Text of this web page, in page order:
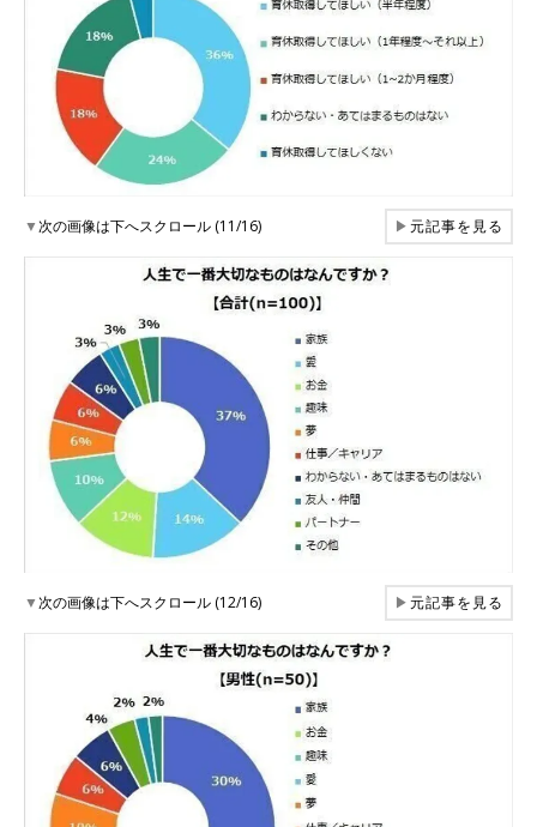
▼次の画像は下へスクロール (11/16) ▶元記事を見る
▼次の画像は下へスクロール (12/16) ▶元記事を見る